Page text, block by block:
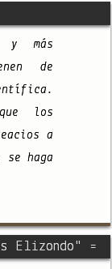
y más
de
los
a
haga
Elizondo" =